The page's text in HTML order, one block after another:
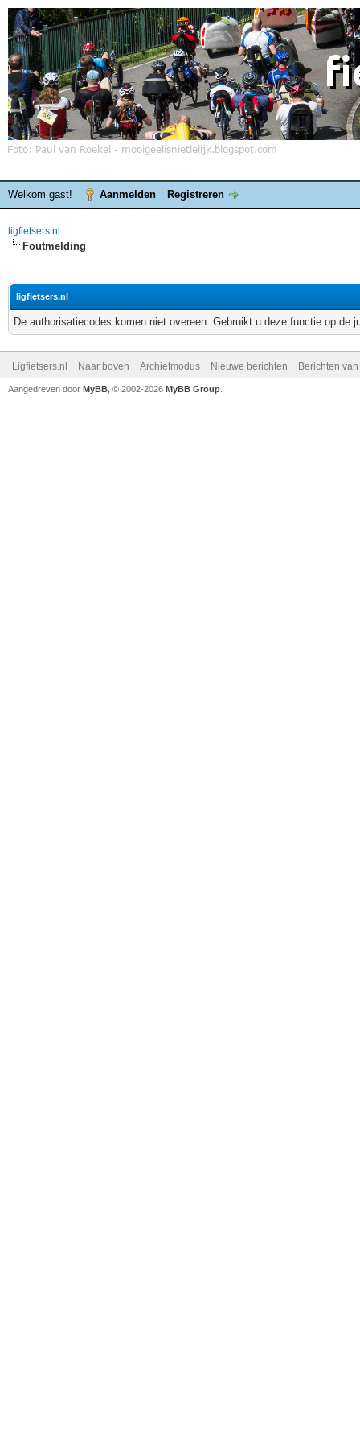
Welkom gast! Aanmelden Registreren
ligfietsers.nl
Foutmelding
ligfietsers.nl
De authorisatiecodes komen niet overeen. Gebruikt u deze functie op de
Ligfietsers.nl Naar boven Archiefmodus Nieuwe berichten Berichten
Aangedreven door MyBB , © 2002-2026 MyBB Group